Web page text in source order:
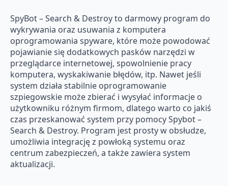
SpyBot – Search & Destroy to darmowy program do
wykrywania oraz usuwania z komputera
oprogramowania spyware, które może powodować
pojawianie się dodatkowych pasków narzędzi w
przeglądarce internetowej, spowolnienie pracy
komputera, wyskakiwanie błędów, itp. Nawet jeśli
system działa stabilnie oprogramowanie
szpiegowskie może zbierać i wysyłać informacje o
użytkowniku różnym firmom, dlatego warto co jakiś
czas przeskanować system przy pomocy Spybot –
Search & Destroy. Program jest prosty w obsłudze,
umożliwia integrację z powłoką systemu oraz
centrum zabezpieczeń, a także zawiera system
aktualizacji.